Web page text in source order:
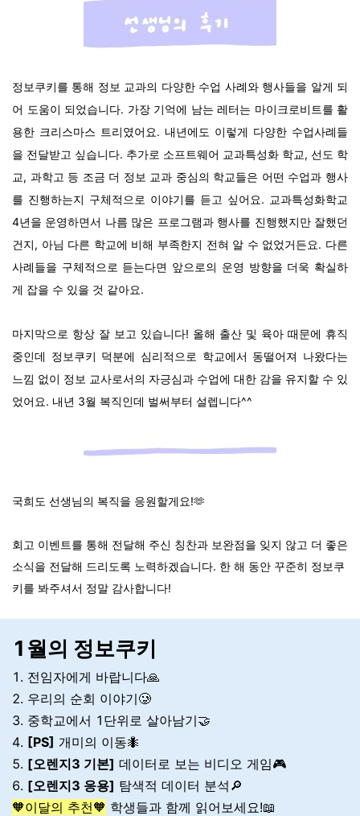
정보쿠키를 통해 정보 교과의 다양한 수업 사례와 행사들을 알게 되
어 도움이 되었습니다. 가장 기억에 남는 레터는 마이크로비트를 활
용한 크리스마스 트리였어요. 내년에도 이렇게 다양한 수업사례들
을 전달받고 싶습니다. 추가로 소프트웨어 교과특성화 학교, 선도 학
교, 과학고 등 조금 더 정보 교과 중심의 학교들은 어떤 수업과 행사
를 진행하는지 구체적으로 이야기를 듣고 싶어요. 교과특성화학교
4년을 운영하면서 나름 많은 프로그램과 행사를 진행했지만 잘했던
건지, 아님 다른 학교에 비해 부족한지 전혀 알 수 없었거든요. 다른
사례들을 구체적으로 듣는다면 앞으로의 운영 방향을 더욱 확실하
게 잡을 수 있을 것 같아요.
마지막으로 항상 잘 보고 있습니다! 올해 출산 및 육아 때문에 휴직
중인데 정보쿠키 덕분에 심리적으로 학교에서 동떨어져 나왔다는
느낌 없이 정보 교사로서의 자긍심과 수업에 대한 감을 유지할 수 있
었어요. 내년 3월 복직인데 벌써부터 설렙니다^^
국희도 선생님의 복직을 응원할게요!🫶
회고 이벤트를 통해 전달해 주신 칭찬과 보완점을 잊지 않고 더 좋은
소식을 전달해 드리도록 노력하겠습니다. 한 해 동안 꾸준히 정보쿠
키를 봐주셔서 정말 감사합니다!
1월의 정보쿠키
1. 전임자에게 바랍니다🙏
2. 우리의 순회 이야기🥲
3. 중학교에서 1단위로 살아남기🤝
4. [PS] 개미의 이동🐜
5. [오렌지3 기본] 데이터로 보는 비디오 게임🎮
6. [오렌지3 응용] 탐색적 데이터 분석🔎
🧡이달의 추천🧡 학생들과 함께 읽어보세요!📖